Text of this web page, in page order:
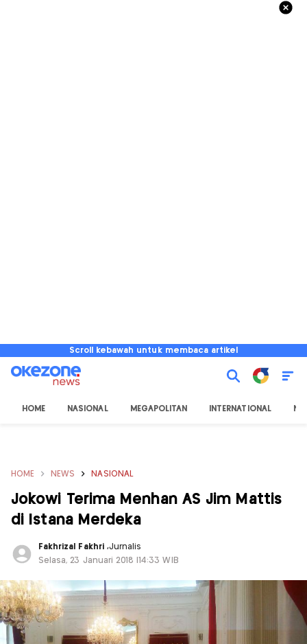
Scroll kebawah untuk membaca artikel
HOME NASIONAL MEGAPOLITAN INTERNATIONAL
HOME NEWS NASIONAL
Jokowi Terima Menhan AS Jim Mattis
di Istana Merdeka
Fakhrizal Fakhri ,Jurnalis
Selasa, 23 Januari 2018 |14:33 WIB